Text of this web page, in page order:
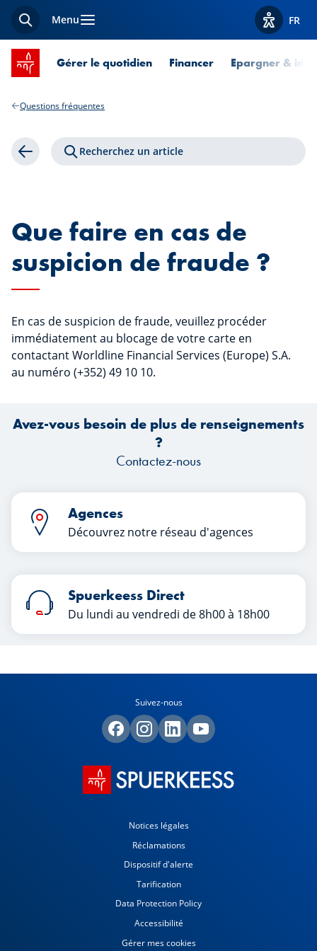
Recherche
Menu Afficher
FR
Accueil SPUERKEESS
Gérer le quotidien Financer Epargner &
Questions fréquentes
Retour Recherchez un article
Que faire en cas de
suspicion de fraude ?
En cas de suspicion de fraude, veuillez procéder
immédiatement au blocage de votre carte en
contactant Worldline Financial Services (Europe) S.A.
au numéro (+352) 49 10 10.
Avez-vous besoin de plus de renseignements
?
Contactez-nous
Agences
Découvrez notre réseau d'agences
Spuerkeess Direct
Du lundi au vendredi de 8h00 à 18h00
Suivez-nous
Notices légales
Réclamations
Dispositif d'alerte
Tarification
Data Protection Policy
Accessibilité
Gérer mes cookies